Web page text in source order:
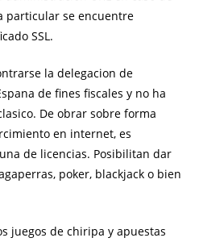
particular se encuentre
SSL.
la delegacion de
de fines fiscales y no ha
De obrar sobre forma
en internet, es
de licencias. Posibilitan dar
poker, blackjack o bien
juegos de chiripa y apuestas